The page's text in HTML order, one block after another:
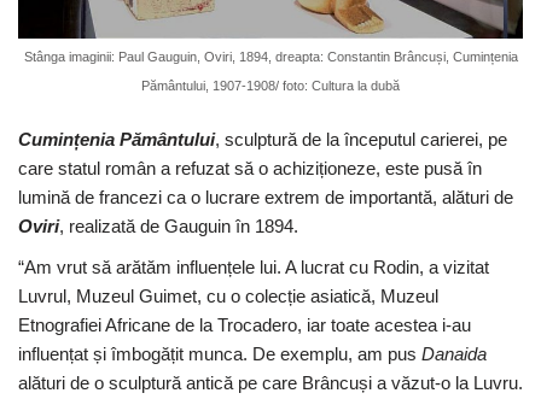
Stânga imaginii: Paul Gauguin, Oviri, 1894, dreapta: Constantin Brâncuși, Cumințenia
Pământului, 1907-1908/ foto: Cultura la dubă
Cumințenia Pământului, sculptură de la începutul carierei, pe
care statul român a refuzat să o achiziționeze, este pusă în
lumină de francezi ca o lucrare extrem de importantă, alături de
Oviri, realizată de Gauguin în 1894.
“Am vrut să arătăm influențele lui. A lucrat cu Rodin, a vizitat
Luvrul, Muzeul Guimet, cu o colecție asiatică, Muzeul
Etnografiei Africane de la Trocadero, iar toate acestea i-au
influențat și îmbogățit munca. De exemplu, am pus Danaida
alături de o sculptură antică pe care Brâncuși a văzut-o la Luvru.